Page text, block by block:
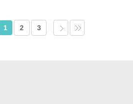
1 2 3